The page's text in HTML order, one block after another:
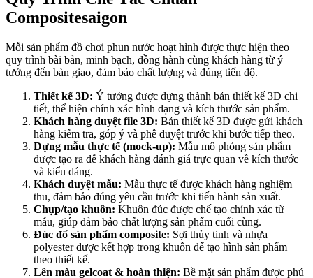
Compositesaigon
Mỗi sản phẩm đồ chơi phun nước hoạt hình được thực hiện theo
quy trình bài bản, minh bạch, đồng hành cùng khách hàng từ ý
tưởng đến bàn giao, đảm bảo chất lượng và đúng tiến độ.
Thiết kế 3D: Ý tưởng được dựng thành bản thiết kế 3D chi
tiết, thể hiện chính xác hình dạng và kích thước sản phẩm.
Khách hàng duyệt file 3D: Bản thiết kế 3D được gửi khách
hàng kiểm tra, góp ý và phê duyệt trước khi bước tiếp theo.
Dựng mẫu thực tế (mock-up): Mẫu mô phỏng sản phẩm
được tạo ra để khách hàng đánh giá trực quan về kích thước
và kiểu dáng.
Khách duyệt mẫu: Mẫu thực tế được khách hàng nghiệm
thu, đảm bảo đúng yêu cầu trước khi tiến hành sản xuất.
Chụp/tạo khuôn: Khuôn đúc được chế tạo chính xác từ
mẫu, giúp đảm bảo chất lượng sản phẩm cuối cùng.
Đúc đổ sản phẩm composite: Sợi thủy tinh và nhựa
polyester được kết hợp trong khuôn để tạo hình sản phẩm
theo thiết kế.
Lên màu gelcoat & hoàn thiện: Bề mặt sản phẩm được phủ